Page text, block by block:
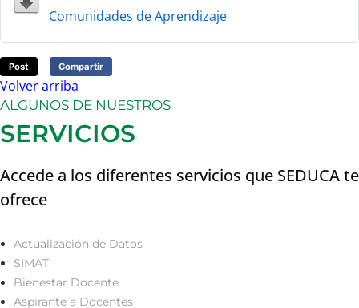
Comunidades de Aprendizaje
Post Compartir
Volver arriba
ALGUNOS DE NUESTROS
SERVICIOS
Accede a los diferentes servicios que SEDUCA te
ofrece
Actualización de Datos
SIMAT
Bienestar Docente
Aspirante a Docentes